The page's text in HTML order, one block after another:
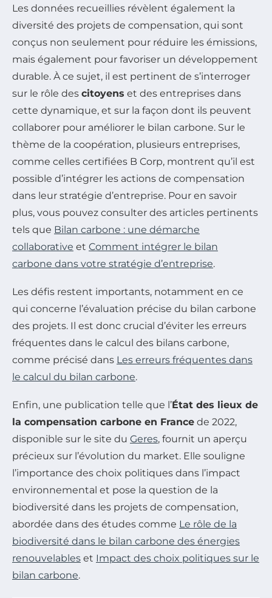
Les données recueillies révèlent également la
diversité des projets de compensation, qui sont
conçus non seulement pour réduire les émissions,
mais également pour favoriser un développement
durable. À ce sujet, il est pertinent de s’interroger
sur le rôle des citoyens et des entreprises dans
cette dynamique, et sur la façon dont ils peuvent
collaborer pour améliorer le bilan carbone. Sur le
thème de la coopération, plusieurs entreprises,
comme celles certifiées B Corp, montrent qu’il est
possible d’intégrer les actions de compensation
dans leur stratégie d’entreprise. Pour en savoir
plus, vous pouvez consulter des articles pertinents
tels que Bilan carbone : une démarche
collaborative et Comment intégrer le bilan
carbone dans votre stratégie d’entreprise.
Les défis restent importants, notamment en ce
qui concerne l’évaluation précise du bilan carbone
des projets. Il est donc crucial d’éviter les erreurs
fréquentes dans le calcul des bilans carbone,
comme précisé dans Les erreurs fréquentes dans
le calcul du bilan carbone.
Enfin, une publication telle que l’État des lieux de
la compensation carbone en France de 2022,
disponible sur le site du Geres, fournit un aperçu
précieux sur l’évolution du market. Elle souligne
l’importance des choix politiques dans l’impact
environnemental et pose la question de la
biodiversité dans les projets de compensation,
abordée dans des études comme Le rôle de la
biodiversité dans le bilan carbone des énergies
renouvelables et Impact des choix politiques sur le
bilan carbone.